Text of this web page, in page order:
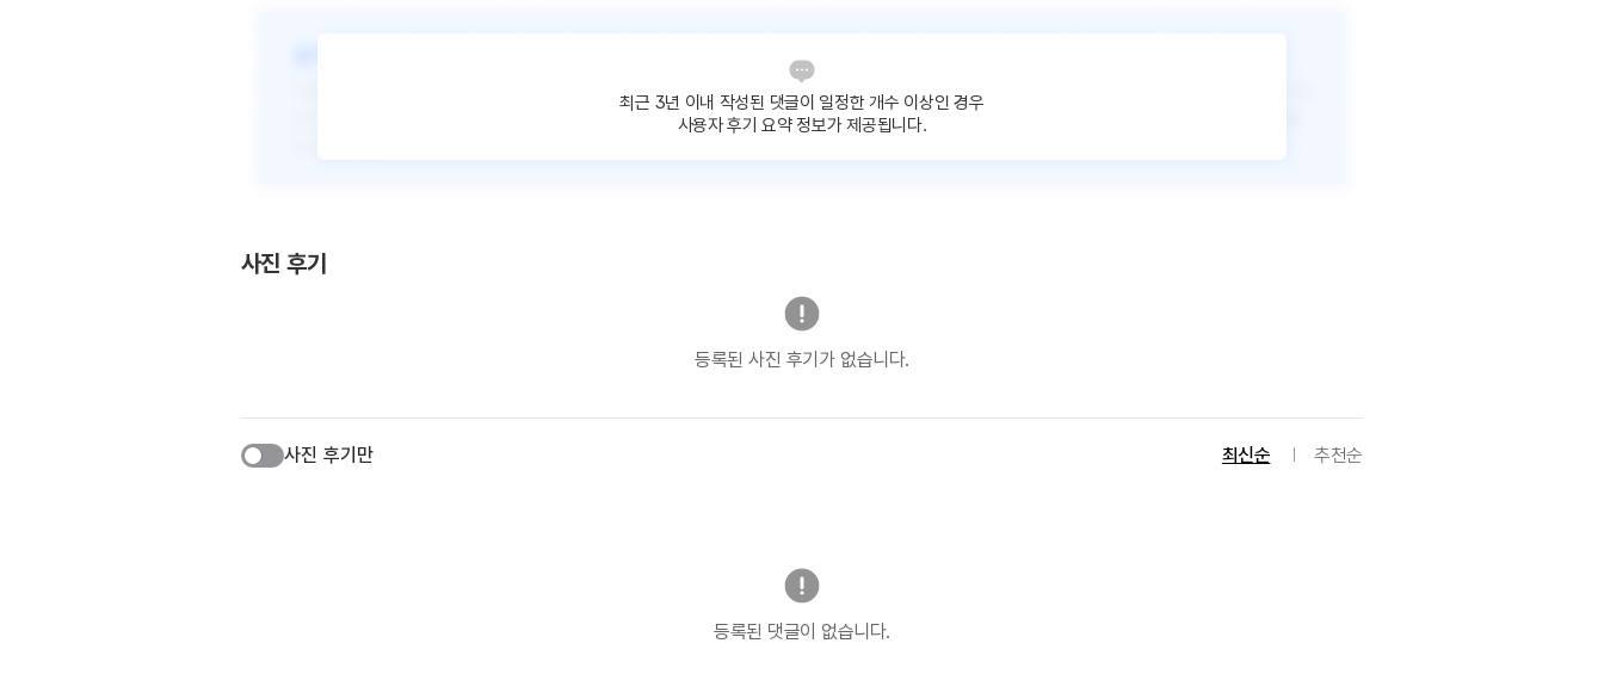
최근 3년 이내 작성된 댓글이 일정한 개수 이상인 경우
사용자 후기 요약 정보가 제공됩니다.
사진 후기
등록된 사진 후기가 없습니다.
사진 후기만 최신순 추천순
등록된 댓글이 없습니다.